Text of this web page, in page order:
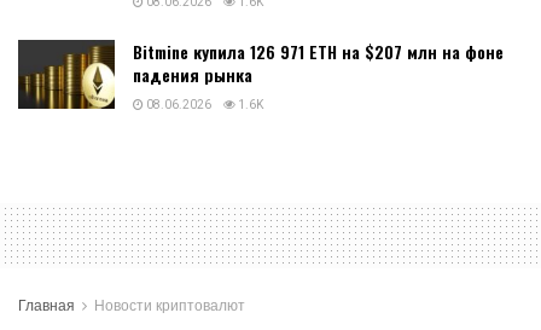
Bitmine купила 126 971 ETH на $207 млн на фоне
падения рынка
08.06.2026 1.6K
Главная Новости криптовалют